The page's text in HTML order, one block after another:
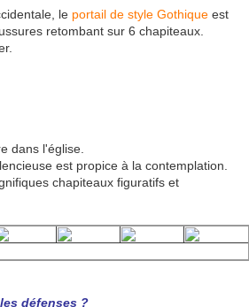
le portail de style Gothique est
retombant sur 6 chapiteaux.
dans l'église.
est propice à la contemplation.
chapiteaux figuratifs et
défenses ?